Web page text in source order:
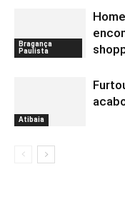
Bragança
Paulista
Atibaia